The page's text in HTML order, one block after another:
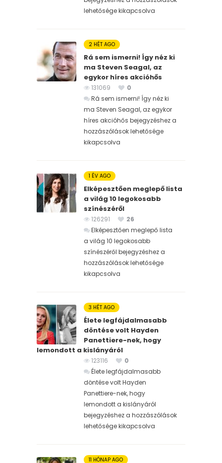
lehetősége kikapcsolva
2 HÉT AGO
Rá sem ismerni! Így néz ki
ma Steven Seagal, az
egykor híres akcióhős
131069
0
Rá sem ismerni! Így néz ki
ma Steven Seagal, az egykor
híres akcióhős bejegyzéshez a
hozzászólások lehetősége
kikapcsolva
1 ÉV AGO
Elképesztően meglepő lista
a világ 10 legokosabb
színészéről
126291
26
Elképesztően meglepő lista
a világ 10 legokosabb
színészéről bejegyzéshez a
hozzászólások lehetősége
kikapcsolva
3 HÉT AGO
Élete legfájdalmasabb
döntése volt Hayden
Panettiere-nek, hogy
lemondott a kislányáról
123116
0
Élete legfájdalmasabb
döntése volt Hayden
Panettiere-nek, hogy
lemondott a kislányáról
bejegyzéshez a hozzászólások
lehetősége kikapcsolva
11 HÓNAP AGO